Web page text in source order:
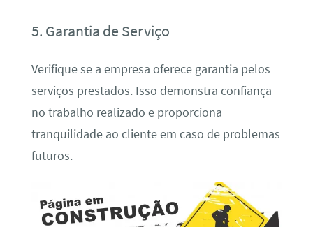
5. Garantia de Serviço
Verifique se a empresa oferece garantia pelos
serviços prestados. Isso demonstra confiança
no trabalho realizado e proporciona
tranquilidade ao cliente em caso de problemas
futuros.